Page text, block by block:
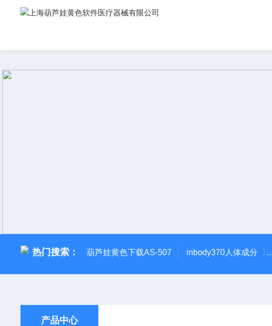
热门搜索： 葫芦娃黄色下载AS-507 inbody370人体成分
产品中心